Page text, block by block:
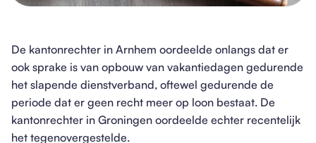
De kantonrechter in Arnhem oordeelde onlangs dat er
ook sprake is van opbouw van vakantiedagen gedurende
het slapende dienstverband, oftewel gedurende de
periode dat er geen recht meer op loon bestaat. De
kantonrechter in Groningen oordeelde echter recentelijk
het tegenovergestelde.